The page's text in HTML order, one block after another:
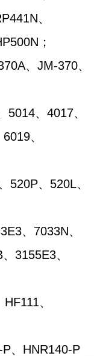
、
；
、JM-370、
、4017、
、
520P、520L、
、7033N、
3155E3、
、
、HNR140-P